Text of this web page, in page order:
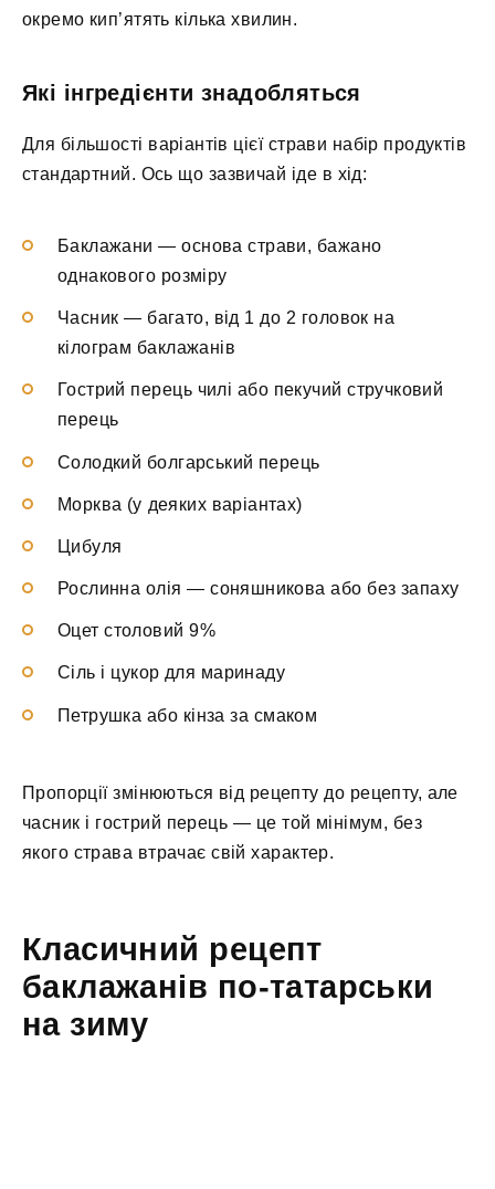
окремо кип’ятять кілька хвилин.
Які інгредієнти знадобляться
Для більшості варіантів цієї страви набір продуктів
стандартний. Ось що зазвичай іде в хід:
Баклажани — основа страви, бажано
однакового розміру
Часник — багато, від 1 до 2 головок на
кілограм баклажанів
Гострий перець чилі або пекучий стручковий
перець
Солодкий болгарський перець
Морква (у деяких варіантах)
Цибуля
Рослинна олія — соняшникова або без запаху
Оцет столовий 9%
Сіль і цукор для маринаду
Петрушка або кінза за смаком
Пропорції змінюються від рецепту до рецепту, але
часник і гострий перець — це той мінімум, без
якого страва втрачає свій характер.
Класичний рецепт
баклажанів по-татарськи
на зиму